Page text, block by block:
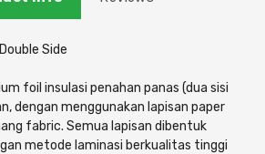
& Lantai
Side
foil insulasi penahan panas (dua sisi
dengan menggunakan lapisan paper
fabric. Semua lapisan dibentuk
metode laminasi berkualitas tinggi